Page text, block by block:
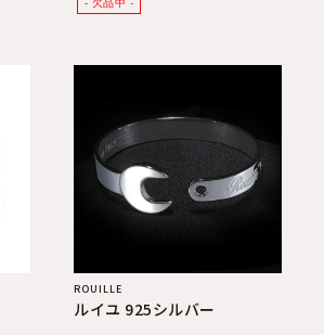
ROUILLE
ルイユ 925シルバー